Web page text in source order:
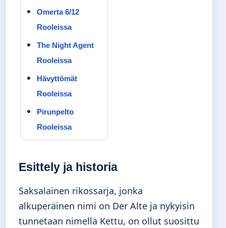
Omerta 6/12
Rooleissa
The Night Agent
Rooleissa
Hävyttömät
Rooleissa
Pirunpelto
Rooleissa
Esittely ja historia
Saksalainen rikossarja, jonka
alkuperäinen nimi on Der Alte ja nykyisin
tunnetaan nimellä Kettu, on ollut suosittu